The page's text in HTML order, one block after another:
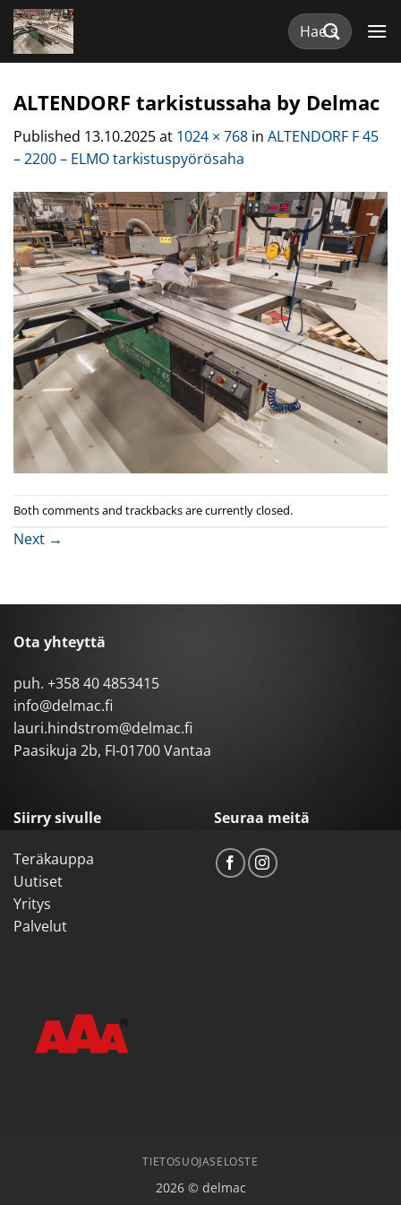
Skip
content
Etsi:
ALTENDORF tarkistussaha by Delmac
Published 13.10.2025at 1024 × 768 in ALTENDORF F 45
– 2200 – ELMO tarkistuspyörösaha
Both comments and trackbacks are currently closed.
Next →
Ota yhteyttä
puh. +358 40 4853415
info@delmac.fi
lauri.hindstrom@delmac.fi
Paasikuja 2b, FI-01700 Vantaa
Siirry sivulle
Teräkauppa
Uutiset
Yritys
Palvelut
Seuraa meitä
TIETOSUOJASELOSTE
2026 © delmac